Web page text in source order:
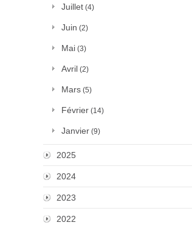
Juillet (4)
Juin (2)
Mai (3)
Avril (2)
Mars (5)
Février (14)
Janvier (9)
2025
2024
2023
2022